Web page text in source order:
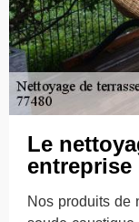
Le
entreprise
Nos produits de